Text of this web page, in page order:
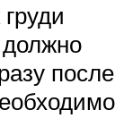
после